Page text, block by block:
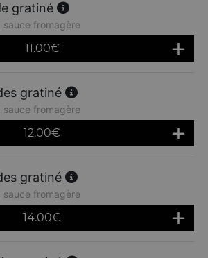
gratiné
sauce fromagère
11.00€
gratiné
sauce fromagère
12.00€
gratiné
sauce fromagère
14.00€